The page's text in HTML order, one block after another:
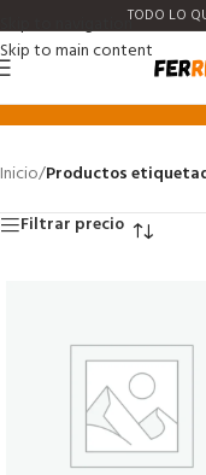
Skip to navigation
Skip to main content
TODO LO
Inicio/Productos
Filtrar precio